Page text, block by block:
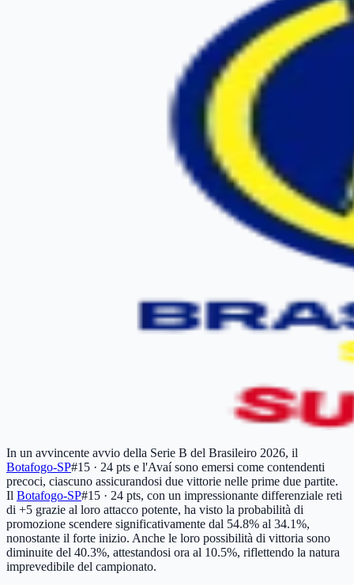
In un avvincente avvio della Serie B del Brasileiro 2026, il
Botafogo-SP#15 · 24 pts e l'Avaí sono emersi come contendenti
precoci, ciascuno assicurandosi due vittorie nelle prime due partite.
Il Botafogo-SP#15 · 24 pts, con un impressionante differenziale reti
di +5 grazie al loro attacco potente, ha visto la probabilità di
promozione scendere significativamente dal 54.8% al 34.1%,
nonostante il forte inizio. Anche le loro possibilità di vittoria sono
diminuite del 40.3%, attestandosi ora al 10.5%, riflettendo la natura
imprevedibile del campionato.